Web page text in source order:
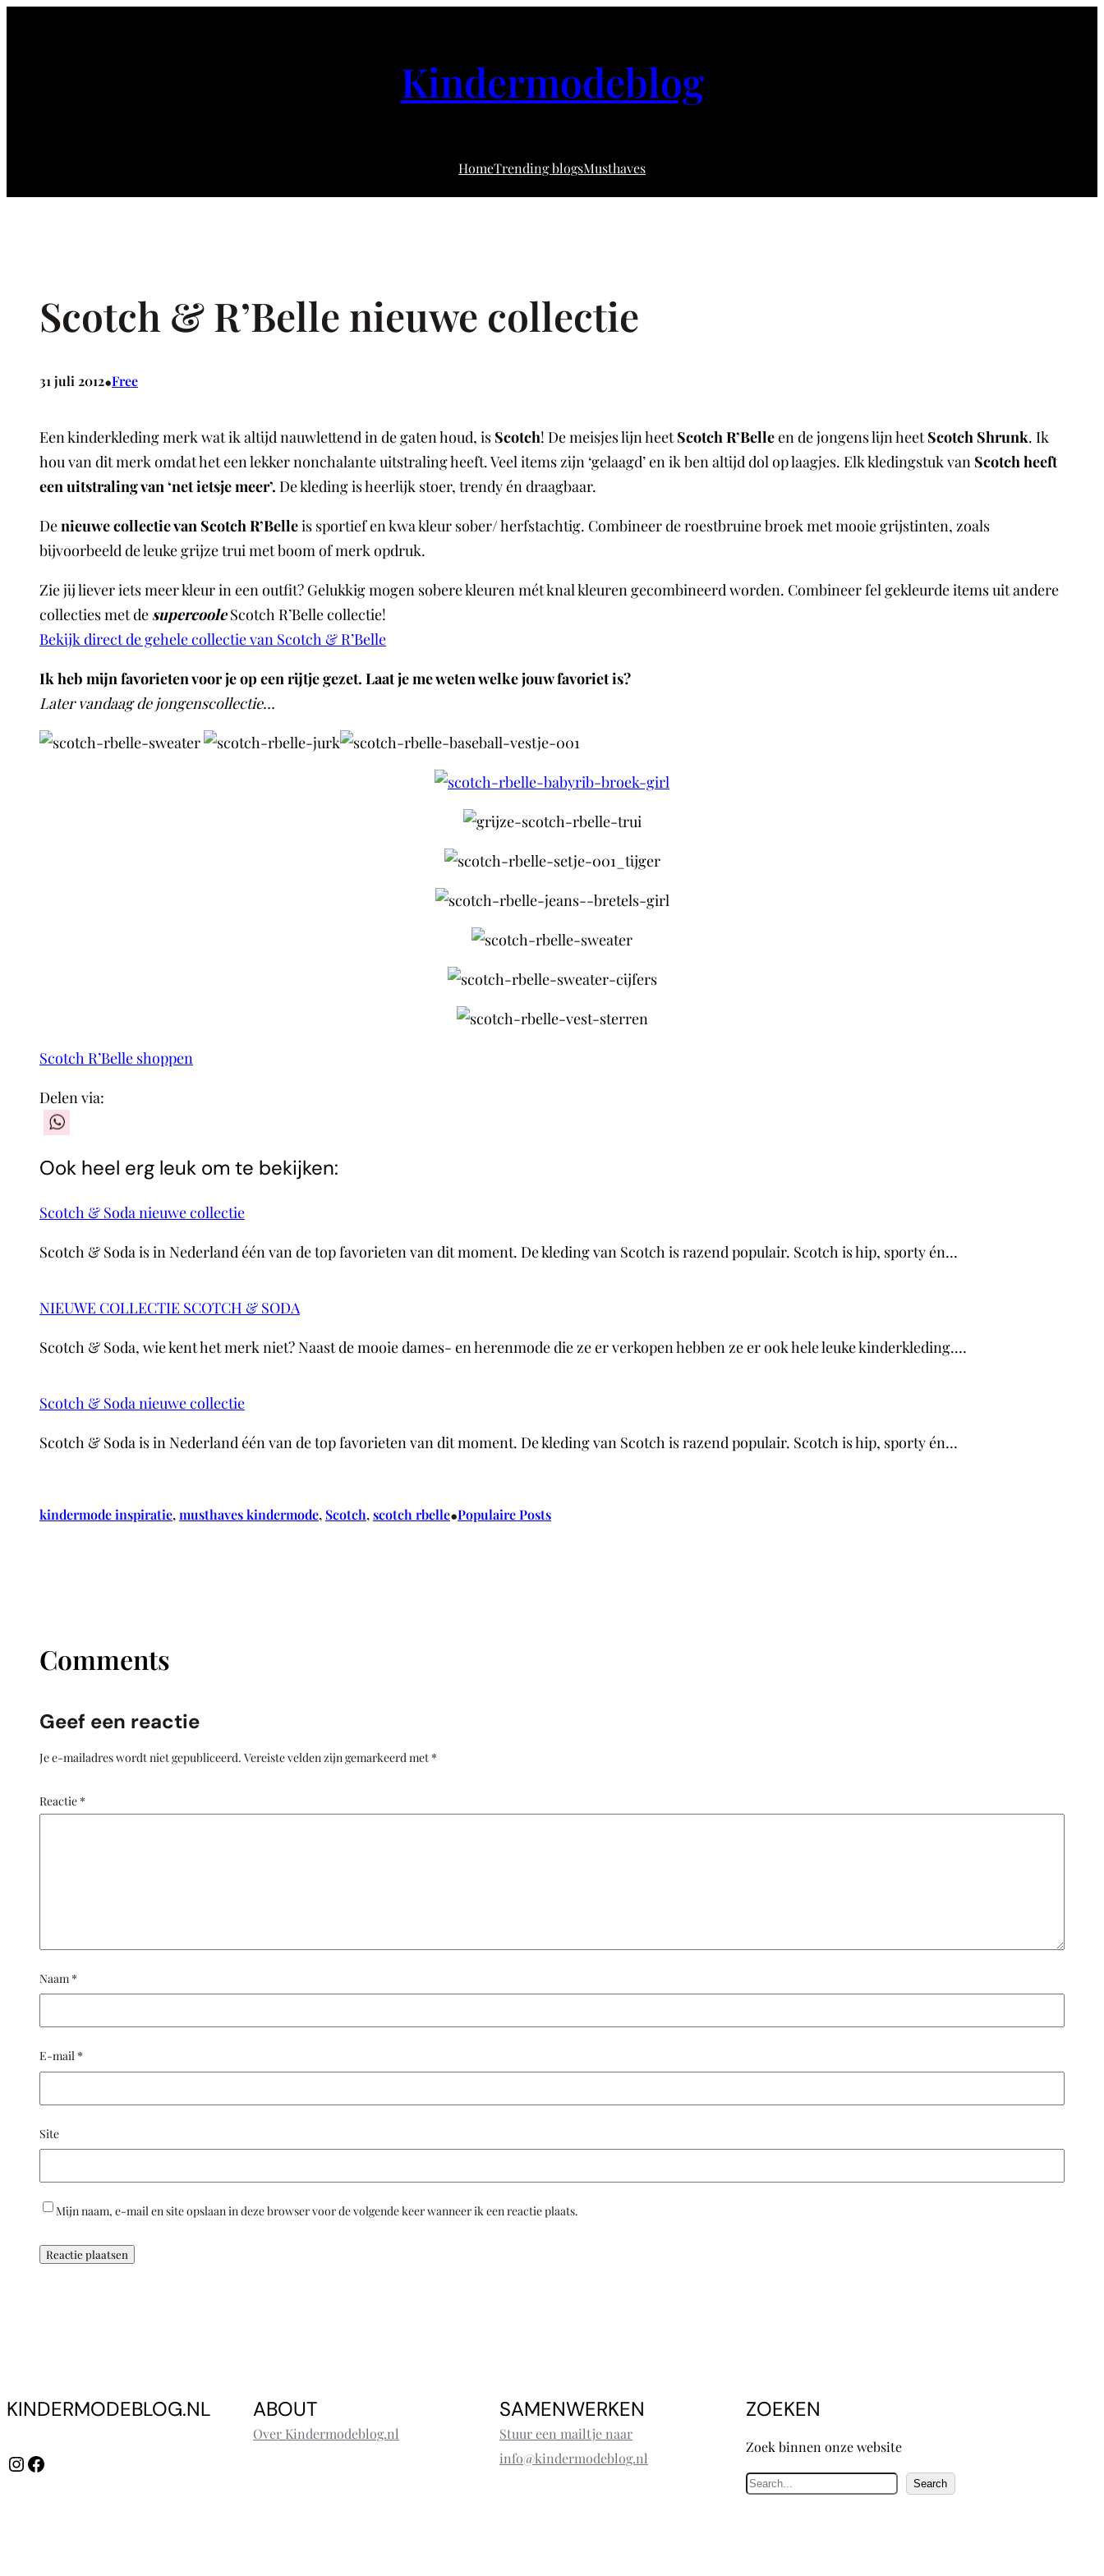
Kindermodeblog
HomeTrending blogsMusthaves
Scotch & R’Belle nieuwe collectie
31 juli 2012•Free
Een kinderkleding merk wat ik altijd nauwlettend in de gaten houd, is Scotch! De meisjes lijn heetScotch R’Belleen de jongens lijn heetScotch Shrunk. Ik
hou van dit merk omdat het een lekker nonchalante uitstraling heeft. Veel items zijn ‘gelaagd’ en ik ben altijd dol op laagjes. Elk kledingstuk van Scotch heeft
een uitstraling van ‘net ietsje meer’. De kleding is heerlijk stoer, trendy én draagbaar.
Denieuwe collectie van ScotchR’Belleis sportief en kwa kleur sober/ herfstachtig. Combineer de roestbruine broek met mooie grijstinten, zoals
bijvoorbeeld de leuke grijze trui met boom of merk opdruk.
Zie jij liever iets meer kleur in een outfit? Gelukkig mogen sobere kleuren mét knal kleuren gecombineerd worden. Combineer fel gekleurde items uit andere
collecties met de supercooleScotch R’Belle collectie!
Bekijk direct de gehele collectie van Scotch & R’Belle
Ik heb mijn favorieten voor je op een rijtje gezet. Laat je me weten welke jouw favoriet is?
Later vandaag de jongenscollectie…
Scotch R’Belle shoppen
Delen via:
Ook heel erg leuk om te bekijken:
Scotch & Soda nieuwe collectie
Scotch & Soda is in Nederland één van de top favorieten van dit moment. De kleding van Scotch is razend populair. Scotch is hip, sporty én…
NIEUWE COLLECTIE SCOTCH & SODA
Scotch & Soda, wie kent het merk niet? Naast de mooie dames- en herenmode die ze er verkopen hebben ze er ook hele leuke kinderkleding.…
Scotch & Soda nieuwe collectie
Scotch & Soda is in Nederland één van de top favorieten van dit moment. De kleding van Scotch is razend populair. Scotch is hip, sporty én…
kindermode inspiratie, musthaves kindermode, Scotch, scotch rbelle•Populaire Posts
Comments
Geef een reactie
Je e-mailadres wordt niet gepubliceerd. Vereiste velden zijn gemarkeerd met *
Reactie *
Naam *
E-mail *
Site
Mijn naam, e-mail en site opslaan in deze browser voor de volgende keer wanneer ik een reactie plaats.
KINDERMODEBLOG.NL
InstagramFacebook
ABOUT
Over Kindermodeblog.nl
SAMENWERKEN
Stuur een mailtje naar
info@kindermodeblog.nl
ZOEKEN
Zoek binnen onze website
Z
Search